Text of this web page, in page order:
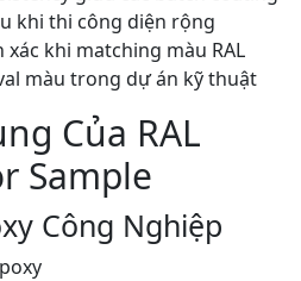
khi thi công diện rộng
xác khi matching màu RAL
màu trong dự án kỹ thuật
Của RAL
Sample
Công Nghiệp